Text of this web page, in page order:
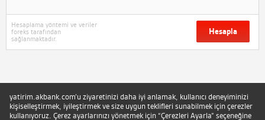
Hesaplama yöntemi ve veriler
foreks tarafından
sağlanmaktadır.
Hesapla